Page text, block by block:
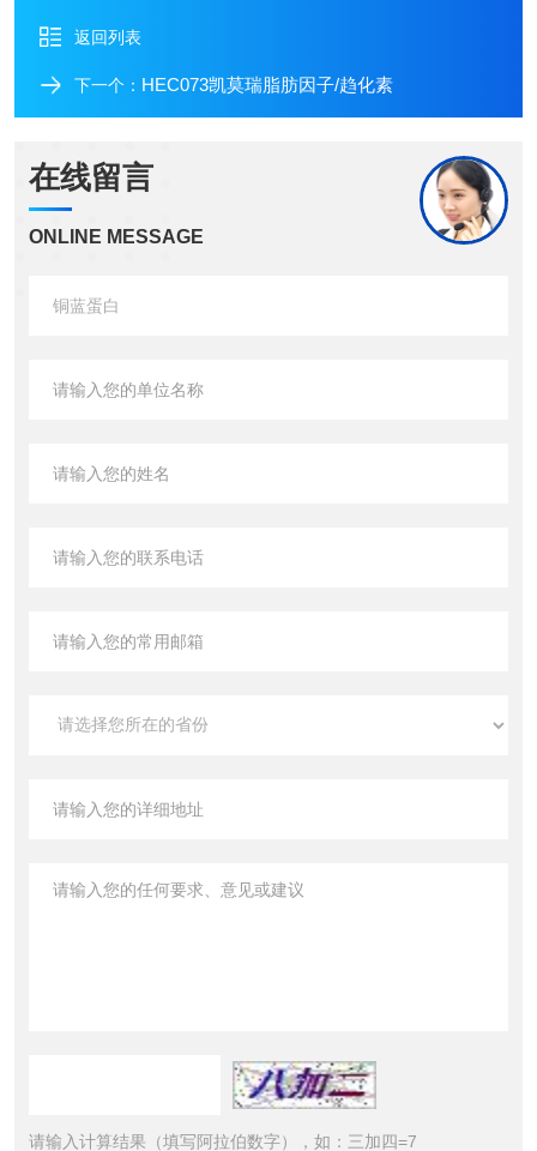
返回列表
下一个： HEC073凯莫瑞脂肪因子/趋化素
在线留言
ONLINE MESSAGE
请输入计算结果（填写阿拉伯数字），如：三加四=7